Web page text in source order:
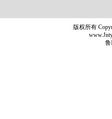
版权所有
鲁